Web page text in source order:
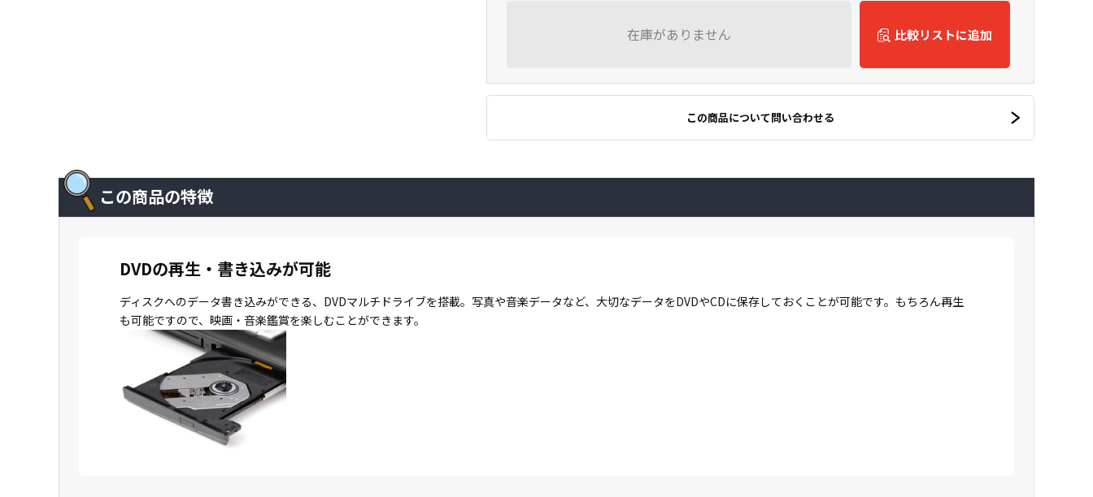
在庫がありません 比較リストに追加
この商品について問い合わせる
この商品の特徴
DVDの再生・書き込みが可能
ディスクへのデータ書き込みができる、DVDマルチドライブを搭載。写真や音楽データなど、大切なデータをDVDやCDに保存しておくことが可能です。もちろん再生
も可能ですので、映画・音楽鑑賞を楽しむことができます。